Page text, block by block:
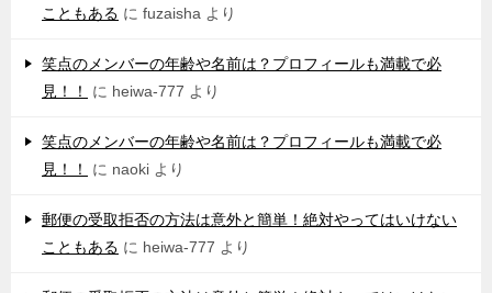
こともある に fuzaisha より
笑点のメンバーの年齢や名前は？プロフィールも満載で必
見！！
に heiwa-777 より
笑点のメンバーの年齢や名前は？プロフィールも満載で必
見！！
に naoki より
郵便の受取拒否の方法は意外と簡単！絶対やってはいけない
こともある に heiwa-777 より